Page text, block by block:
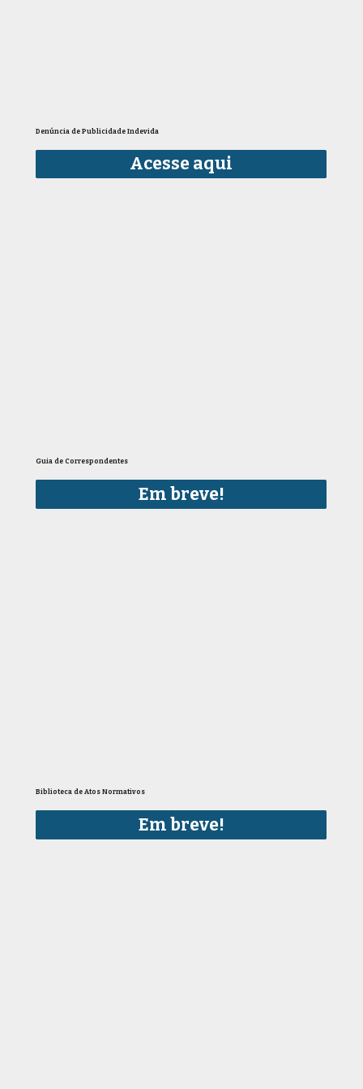
Denúncia de Publicidade Indevida
Acesse aqui
Guia de Correspondentes
Em breve!
Biblioteca de Atos Normativos
Em breve!